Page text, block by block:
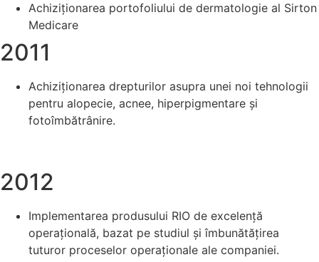
Achiziționarea portofoliului de dermatologie al Sirton
Medicare
2011
Achiziționarea drepturilor asupra unei noi tehnologii
pentru alopecie, acnee, hiperpigmentare și
fotoîmbătrânire.
2012
Implementarea produsului RIO de excelență
operațională, bazat pe studiul și îmbunătățirea
tuturor proceselor operaționale ale companiei.